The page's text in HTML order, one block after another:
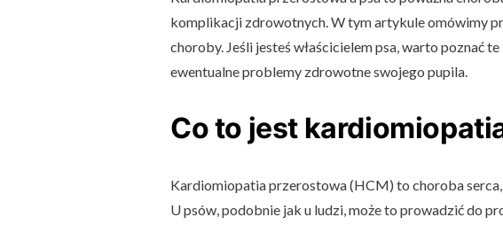
komplikacji zdrowotnych. W tym artykule omówimy
choroby. Jeśli jesteś właścicielem psa, warto poznać
ewentualne problemy zdrowotne swojego pupila.
Co to jest
Kardiomiopatia przerostowa (HCM) to choroba
U psów, podobnie jak u ludzi, może to prowadzić do